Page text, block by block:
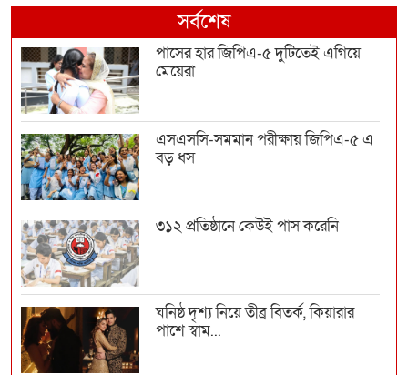
সর্বশেষ
পাসের হার জিপিএ-৫ দুটিতেই এগিয়ে
মেয়েরা
এসএসসি-সমমান পরীক্ষায় জিপিএ-৫ এ
বড় ধস
৩১২ প্রতিষ্ঠানে কেউই পাস করেনি
ঘনিষ্ঠ দৃশ্য নিয়ে তীব্র বিতর্ক, কিয়ারার
পাশে স্বাম...